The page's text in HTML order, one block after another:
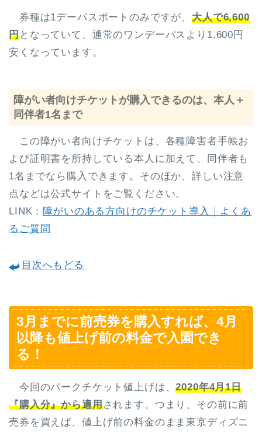
券種は1デーパスポートのみですが、大人で6,600
円となっていて、通常のワンデーパスより1,600円
安くなっています。
障がい者向けチケットが購入できるのは、本人＋
同伴者1名まで
この障がい者向けチケットは、各種障害者手帳お
よび証明書を所持している本人に加えて、同伴者も
1名までなら購入できます。そのほか、詳しい注意
点などは公式サイトをご覧ください。
LINK： 障がいのある方向けのチケット導入｜よくあ
るご質問
目次へもどる
3月までに前売券を購入すれば、4月
以降も値上げ前の料金で入園でき
る！
今回のパークチケット値上げは、2020年4月1日
『購入分』から適用されます。つまり、その前に前
売券を買えば、値上げ前の料金のまま東京ディズニ